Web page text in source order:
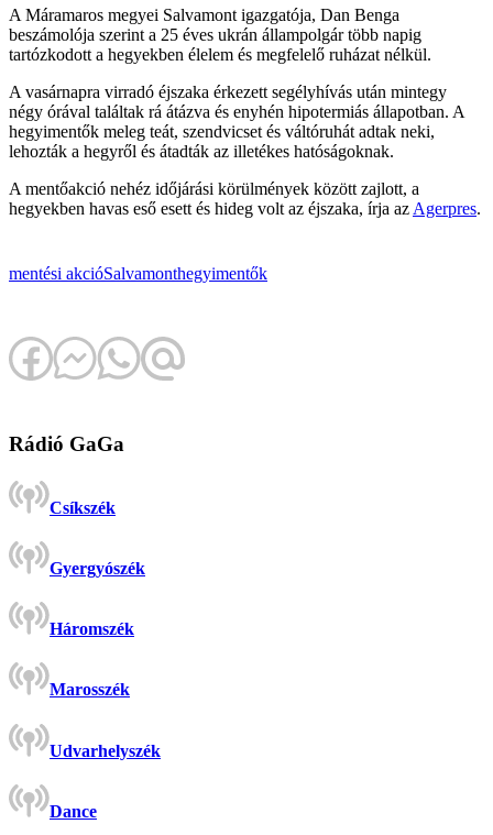
A Máramaros megyei Salvamont igazgatója, Dan Benga
beszámolója szerint a 25 éves ukrán állampolgár több napig
tartózkodott a hegyekben élelem és megfelelő ruházat nélkül.
A vasárnapra virradó éjszaka érkezett segélyhívás után mintegy
négy órával találtak rá átázva és enyhén hipotermiás állapotban. A
hegyimentők meleg teát, szendvicset és váltóruhát adtak neki,
lehozták a hegyről és átadták az illetékes hatóságoknak.
A mentőakció nehéz időjárási körülmények között zajlott, a
hegyekben havas eső esett és hideg volt az éjszaka, írja az Agerpres.
mentési akcióSalvamonthegyimentők
Rádió GaGa
Csíkszék
Gyergyószék
Háromszék
Marosszék
Udvarhelyszék
Dance